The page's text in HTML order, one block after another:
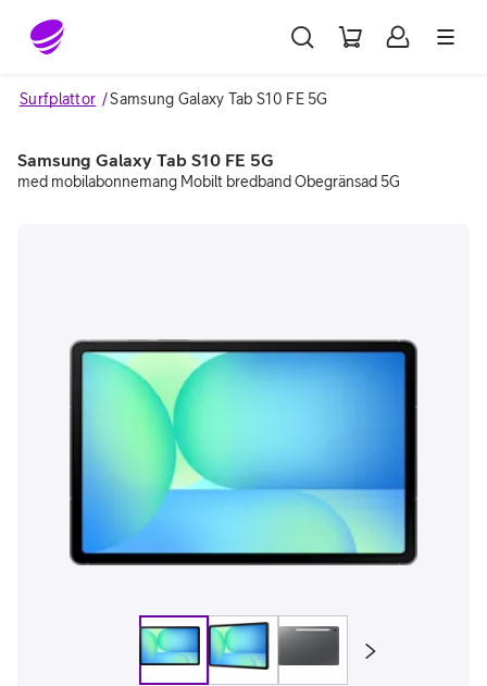
Gå till sidans innehåll
Surfplattor Samsung Galaxy Tab S10 FE 5G
Samsung Galaxy Tab S10 FE 5G
med mobilabonnemang Mobilt bredband Obegränsad 5G